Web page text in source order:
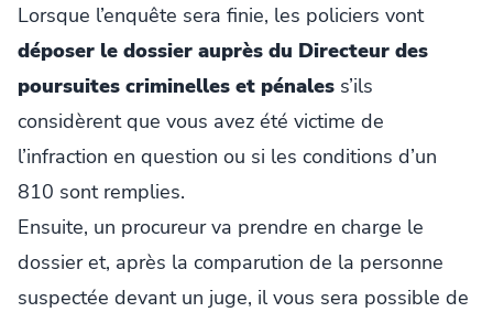
Lorsque l’enquête sera finie, les policiers vont
déposer le dossier auprès du Directeur des
poursuites criminelles et pénales s’ils
considèrent que vous avez été victime de
l’infraction en question ou si les conditions d’un
810 sont remplies.
Ensuite, un procureur va prendre en charge le
dossier et, après la comparution de la personne
suspectée devant un juge, il vous sera possible de